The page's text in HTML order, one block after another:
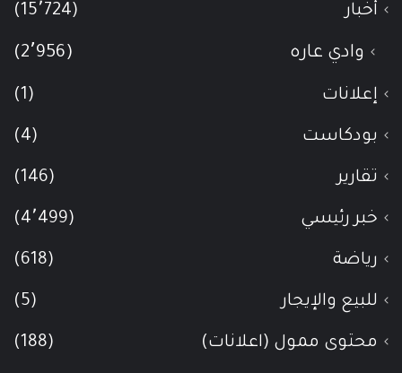
أخبار (15٬724)
وادي عاره (2٬956)
إعلانات (1)
بودكاست (4)
تقارير (146)
خبر رئيسي (4٬499)
رياضة (618)
للبيع والإيجار (5)
محتوى ممول (اعلانات) (188)